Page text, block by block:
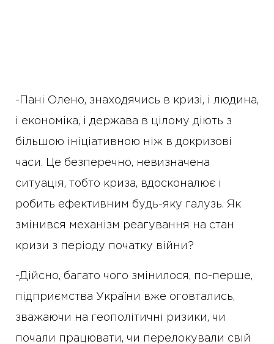
-Пані Олено, знаходячись в кризі, і людина,
і економіка, і держава в цілому діють з
більшою ініціативною ніж в докризові
часи. Це безперечно, невизначена
ситуація, тобто криза, вдосконалює і
робить ефективним будь-яку галузь. Як
змінився механізм реагування на стан
кризи з періоду початку війни?
-Дійсно, багато чого змінилося, по-перше,
підприємства України вже оговтались,
зважаючи на геополітичні ризики, чи
почали працювати, чи перелокували свій